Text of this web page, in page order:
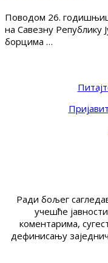
Поводом 26.
на Савезну Републику
борцима …
Ради бољег
учешће
коментарима,
дефинисању